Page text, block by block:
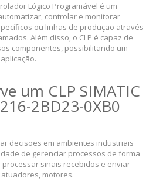
Lógico Programável é um
controlar e monitorar
ou linhas de produção através
Além disso, o CLP é capaz de
componentes, possibilitando um
um CLP SIMATIC
2BD23-0XB0
decisões em ambientes industriais
de gerenciar processos de forma
sinais recebidos e enviar
motores.